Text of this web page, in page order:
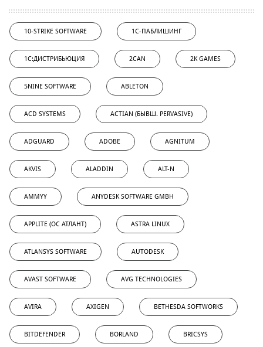
10-STRIKE SOFTWARE 1С-ПАБЛИШИНГ
1С:ДИСТРИБЬЮЦИЯ 2CAN 2K GAMES
5NINE SOFTWARE ABLETON
ACD SYSTEMS ACTIAN (БЫВШ. PERVASIVE)
ADGUARD ADOBE AGNITUM
AKVIS ALADDIN ALT-N
AMMYY ANYDESK SOFTWARE GMBH
APPLITE (ОС АТЛАНТ) ASTRA LINUX
ATLANSYS SOFTWARE AUTODESK
AVAST SOFTWARE AVG TECHNOLOGIES
AVIRA AXIGEN BETHESDA SOFTWORKS
BITDEFENDER BORLAND BRICSYS